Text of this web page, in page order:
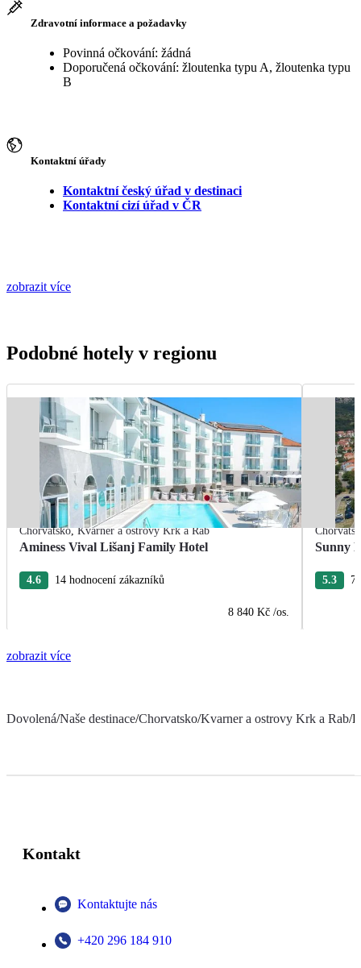
Zdravotní informace a požadavky
Povinná očkování: žádná
Doporučená očkování: žloutenka typu A, žloutenka typu
B
Kontaktní úřady
Kontaktní český úřad v destinaci
Kontaktní cizí úřad v ČR
zobrazit více
Podobné hotely v regionu
Chorvatsko,Kvarner a ostrovy Krk a Rab
Aminess Vival Lišanj Family Hotel
4.6 14 hodnocení zákazníků
8 840 Kč /os.
Sunny
5.3
zobrazit více
Dovolená/Naše destinace/Chorvatsko/Kvarner a ostrovy Krk a Rab/
Kontakt
Kontaktujte nás
+420 296 184 910